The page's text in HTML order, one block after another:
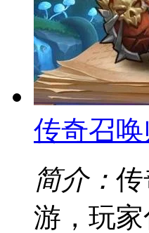
传奇召唤
简介：
游，玩